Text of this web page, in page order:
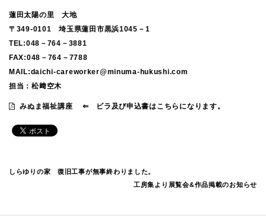
蓮田太陽の里 大地
〒349-0101 埼玉県蓮田市黒浜1045－1
TEL:048－764－3881
FAX:048－764－7788
MAIL:daichi-careworker@minuma-hukushi.com
担当：松﨑空木
みぬま福祉講座 ⇐ ビラ及び申込書はこちらになります。
しらゆりの家 復旧工事が無事終わりました。
工房集より展覧会&作品掲載のお知らせ